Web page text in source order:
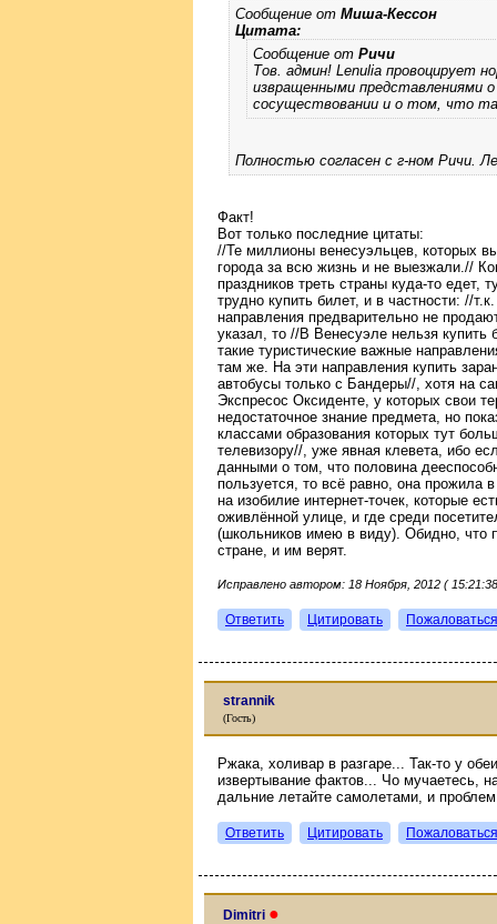
Сообщение от Миша-Кессон
Цитата:
Сообщение от Ричи
Тов. админ! Lenulia провоцирует
извращенными представлениями
сосуществовании и о том, что
Полностью согласен с г-ном Ричи.
Факт!
Вот только последние цитаты:
//Те миллионы венесуэльцев, которых
города за всю жизнь и не выезжали.//
праздников треть страны куда-то едет,
трудно купить билет, и в частности: //
направления предварительно не
указал, то //В Венесуэле нельзя купить
такие туристические важные
там же. На эти направления купить
автобусы только с Бандеры//, хотя на
Экспресос Оксиденте, у которых свои
недостаточное знание предмета, но
классами образования которых тут
телевизору//, уже явная клевета, ибо
данными о том, что половина
пользуется, то всё равно, она прожила
на изобилие интернет-точек, которые
оживлённой улице, и где среди
(школьников имею в виду). Обидно, что
стране, и им верят.
Исправлено автором: 18 Ноября, 2012 (
Ответить Цитировать Пожаловаться
strannik
(Гость)
Ржака, холивар в разгаре... Так-то у
извертывание фактов... Чо мучаетесь,
дальние летайте самолетами, и
Ответить Цитировать Пожаловаться
Dimitri ●